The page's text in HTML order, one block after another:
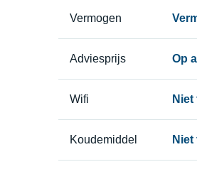
Vermogen
Adviesprijs Op
Wifi
Koudemiddel